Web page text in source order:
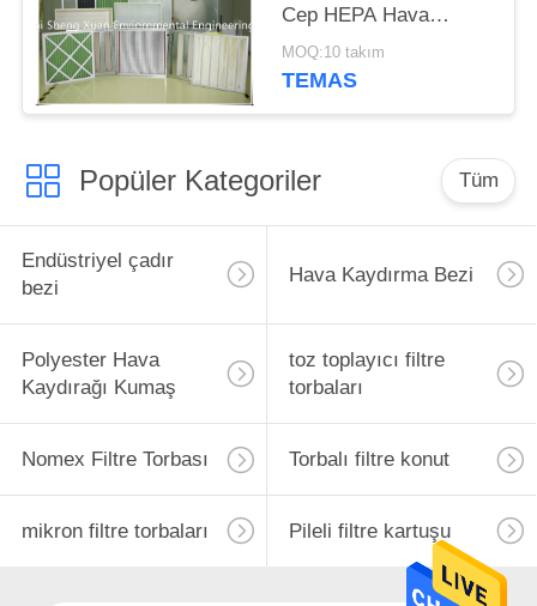
Cep HEPA Hava
Filtresi
MOQ:10 takım
TEMAS
Popüler Kategoriler Tüm
Endüstriyel çadır
bezi
Hava Kaydırma Bezi
Polyester Hava
Kaydırağı Kumaş
toz toplayıcı filtre
torbaları
Nomex Filtre Torbası Torbalı filtre konut
mikron filtre torbaları Pileli filtre kartuşu